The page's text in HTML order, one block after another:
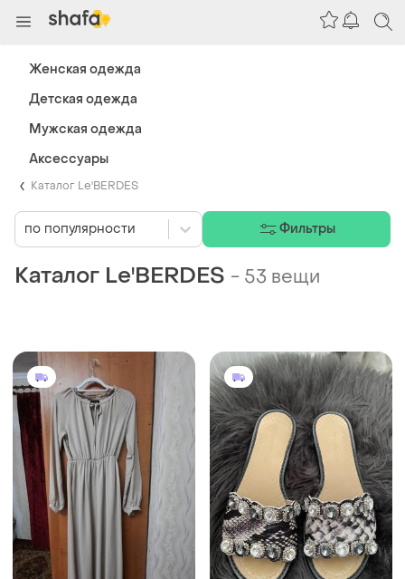
Каталог Le'BERDES
Каталог Le'BERDES - 53 вещи
по популярности Фильтры
Женская одежда
Детская одежда
Мужская одежда
Аксессуары